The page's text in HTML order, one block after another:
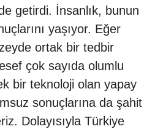
getirdi. İnsanlık, bunun
yaşıyor. Eğer
ortak bir tedbir
çok sayıda olumlu
bir teknoloji olan yapay
sonuçlarına da şahit
Dolayısıyla Türkiye